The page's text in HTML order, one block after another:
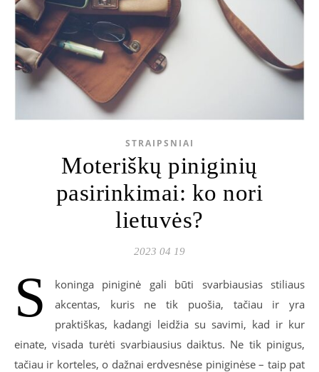
STRAIPSNIAI
Moteriškų piniginių
pasirinkimai: ko nori
lietuvės?
2023 04 19
S
koninga piniginė gali būti svarbiausias stiliaus
akcentas, kuris ne tik puošia, tačiau ir yra
praktiškas, kadangi leidžia su savimi, kad ir kur
einate, visada turėti svarbiausius daiktus. Ne tik pinigus,
tačiau ir korteles, o dažnai erdvesnėse piniginėse – taip pat